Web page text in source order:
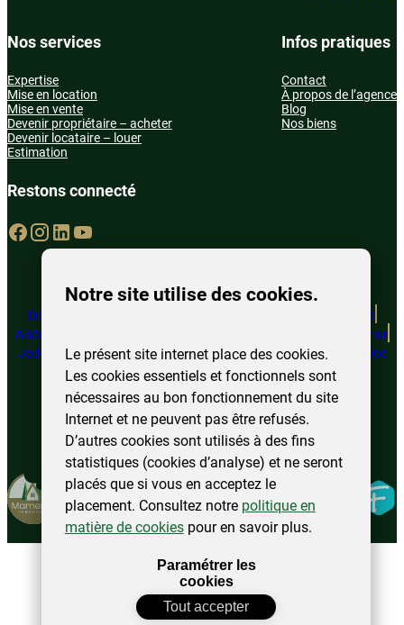
Nos services
Expertise
Mise en location
Mise en vente
Devenir propriétaire – acheter
Devenir locataire – louer
Estimation
Infos pratiques
Contact
À propos de l’agence
Blog
Nos biens
Restons connecté
Doische
Châtelet
Aiseau-Presles
Namur
Jodoigne Ottignies – LLN Eghezée BeauvechainCharleroi Waterloo
Modifier
mes
préférences
d\’utilisation
©
Mamertin. Tous droits réservés.
Mentions légales Politique de confidentialitéPlan du site
Notre site utilise des cookies.
Le présent site internet place des cookies.
Les cookies essentiels et fonctionnels sont
nécessaires au bon fonctionnement du site
Internet et ne peuvent pas être refusés.
D’autres cookies sont utilisés à des fins
statistiques (cookies d’analyse) et ne seront
placés que si vous en acceptez le
placement. Consultez notre politique en
matière de cookiespour en savoir plus.
Paramétrer les
cookies
Tout accepter